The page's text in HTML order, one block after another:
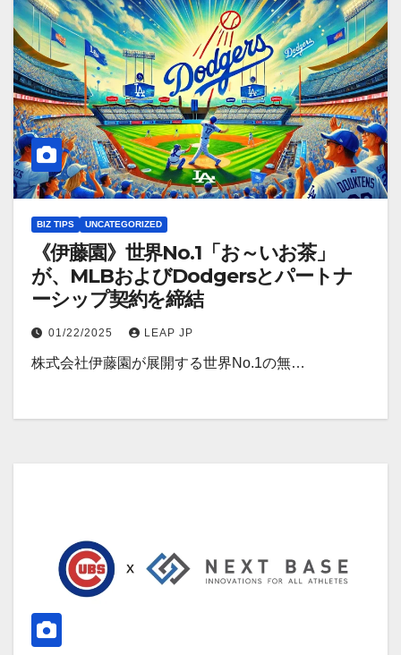
BIZ TIPS UNCATEGORIZED
《伊藤園》世界No.1「お～いお茶」
が、MLBおよびDodgersとパートナ
ーシップ契約を締結
01/22/2025 LEAP JP
株式会社伊藤園が展開する世界No.1の無…